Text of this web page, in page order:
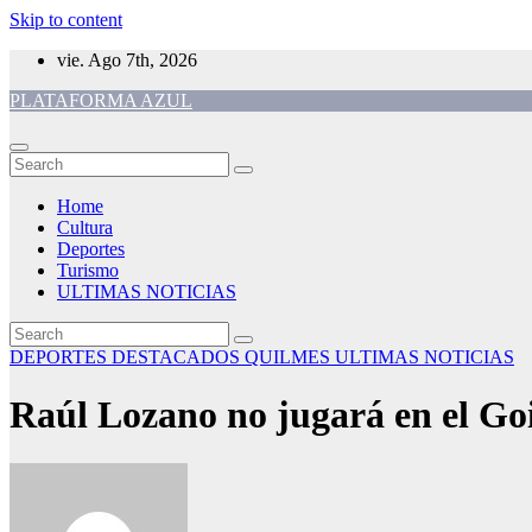
Skip to content
vie. Ago 7th, 2026
PLATAFORMA AZUL
Home
Cultura
Deportes
Turismo
ULTIMAS NOTICIAS
DEPORTES DESTACADOS QUILMES ULTIMAS NOTICIAS
Raúl Lozano no jugará en el